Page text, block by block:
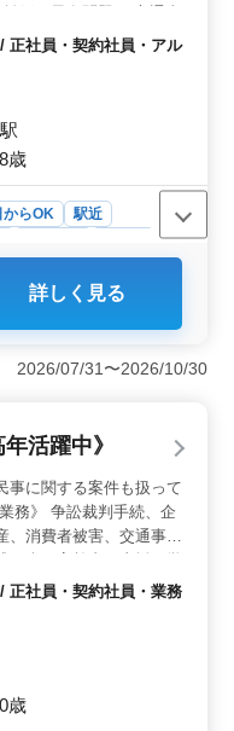
している企業で、希
＊ ・駅近 最寄り駅よ
ます。 希望条件・待
いスタッフが経験者の
！
正社員・契約社員・アル
歳
らOK
駅近
から徒歩1分で通勤が
が少なく、仕事に集
セスの良さから、地
リアを積んだ方々が
に指導力を発揮して
ルアップが期待でき
サポート＞ 相続、
な案件に携われま
ポートが充実してお
る環境です。個々の
詳しく見る
2026/07/31〜2026/10/30
活躍中》
事に関する案件も扱って
務》 争訟裁判手続、企
消費者被害、交通事故
を含む高齢者に支援や学
どの案件も多く対応して
正社員・契約社員・業務
歳